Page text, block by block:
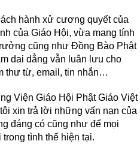
hành xử cương quyết của
của Giáo Hội, vừa mang tính
cũng như Đồng Bào Phật
dai dẳng vẫn luân lưu cho
thư từ, email, tin nhắn…
Viện Giáo Hội Phật Giáo Việt
xin trả lời những vấn nạn của
đáng có cũng như để mọi
tình thế hiện tại.